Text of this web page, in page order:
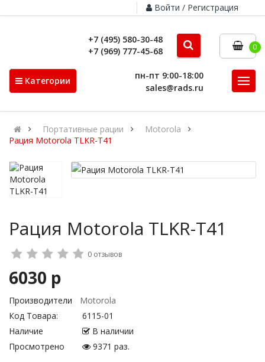
Войти / Регистрация
+7 (495) 580-30-48
+7 (969) 777-45-68
0
Категории
пн-пт 9:00-18:00
sales@rads.ru
Портативные рации
Motorola
Рация Motorola TLKR-T41
Рация Motorola TLKR-T41
0 отзывов
6030 р
Производители
Motorola
Код Товара:
6115-01
Наличие
В наличии
Просмотрено
9371 раз.